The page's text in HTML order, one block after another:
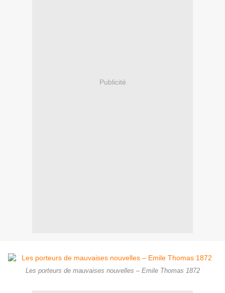
Publicité
Les porteurs de mauvaises nouvelles – Emile Thomas 1872